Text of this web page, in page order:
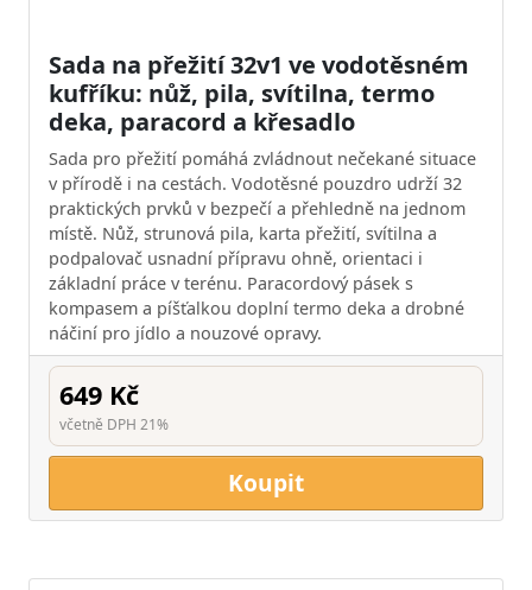
Sada na přežití 32v1 ve vodotěsném
kufříku: nůž, pila, svítilna, termo
deka, paracord a křesadlo
Sada pro přežití pomáhá zvládnout nečekané situace
v přírodě i na cestách. Vodotěsné pouzdro udrží 32
praktických prvků v bezpečí a přehledně na jednom
místě. Nůž, strunová pila, karta přežití, svítilna a
podpalovač usnadní přípravu ohně, orientaci i
základní práce v terénu. Paracordový pásek s
kompasem a píšťalkou doplní termo deka a drobné
náčiní pro jídlo a nouzové opravy.
649 Kč
včetně DPH 21%
Koupit